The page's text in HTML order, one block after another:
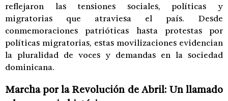
reflejaron las tensiones sociales, políticas y
migratorias que atraviesa el país. Desde
conmemoraciones patrióticas hasta protestas por
políticas migratorias, estas movilizaciones evidencian
la pluralidad de voces y demandas en la sociedad
dominicana.
Marcha por la Revolución de Abril: Un llamado